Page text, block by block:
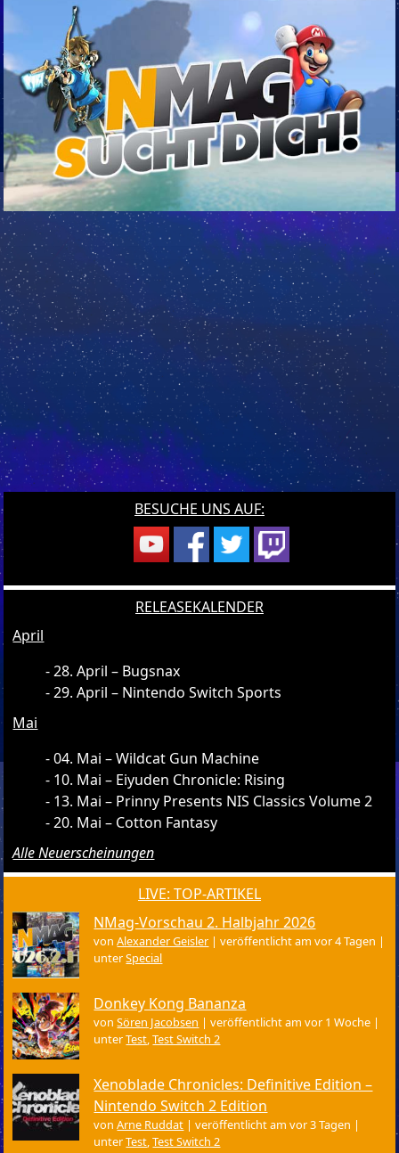
BESUCHE UNS AUF:
RELEASEKALENDER
April
28. April – Bugsnax
29. April – Nintendo Switch Sports
Mai
04. Mai – Wildcat Gun Machine
10. Mai – Eiyuden Chronicle: Rising
13. Mai – Prinny Presents NIS Classics Volume 2
20. Mai – Cotton Fantasy
Alle Neuerscheinungen
LIVE: TOP-ARTIKEL
NMag-Vorschau 2. Halbjahr 2026
vonAlexander Geisler |veröffentlicht am vor 4 Tagen |
unterSpecial
Donkey Kong Bananza
vonSören Jacobsen |veröffentlicht am vor 1 Woche |
unterTest,Test Switch 2
Xenoblade Chronicles: Definitive Edition –
Nintendo Switch 2 Edition
vonArne Ruddat |veröffentlicht am vor 3 Tagen |
unterTest,Test Switch 2